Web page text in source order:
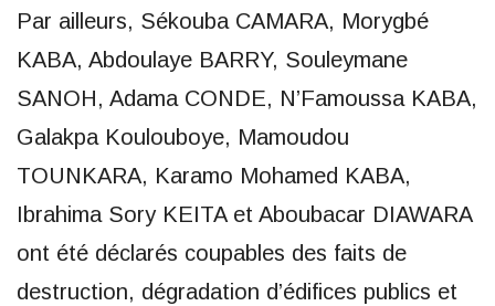
Par ailleurs, Sékouba CAMARA, Morygbé
KABA, Abdoulaye BARRY, Souleymane
SANOH, Adama CONDE, N’Famoussa KABA,
Galakpa Koulouboye, Mamoudou
TOUNKARA, Karamo Mohamed KABA,
Ibrahima Sory KEITA et Aboubacar DIAWARA
ont été déclarés coupables des faits de
destruction, dégradation d’édifices publics et